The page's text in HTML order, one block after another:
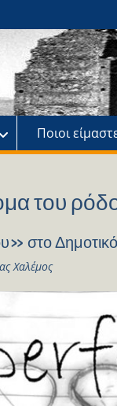
Ποιοι
του
στο
Χαλέμος